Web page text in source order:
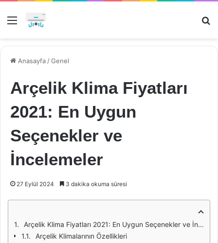
Menü
Anasayfa /Genel
Arçelik Klima Fiyatları
2021: En Uygun
Seçenekler ve
İncelemeler
27 Eylül 2024 3 dakika okuma süresi
Arçelik Klima Fiyatları 2021: En Uygun Seçenekler ve İncelemeler
Arçelik Klimalarının Özellikleri